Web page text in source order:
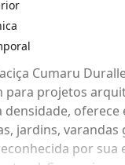
Cumaru
para projetos
jardins, varandas
por sua